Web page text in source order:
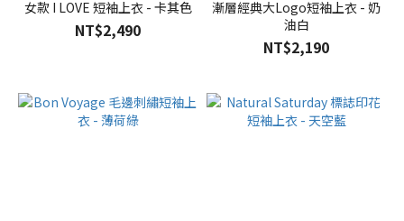
女款 I LOVE 短袖上衣 - 卡其色
NT$2,490
漸層經典大Logo短袖上衣 - 奶
油白
NT$2,190